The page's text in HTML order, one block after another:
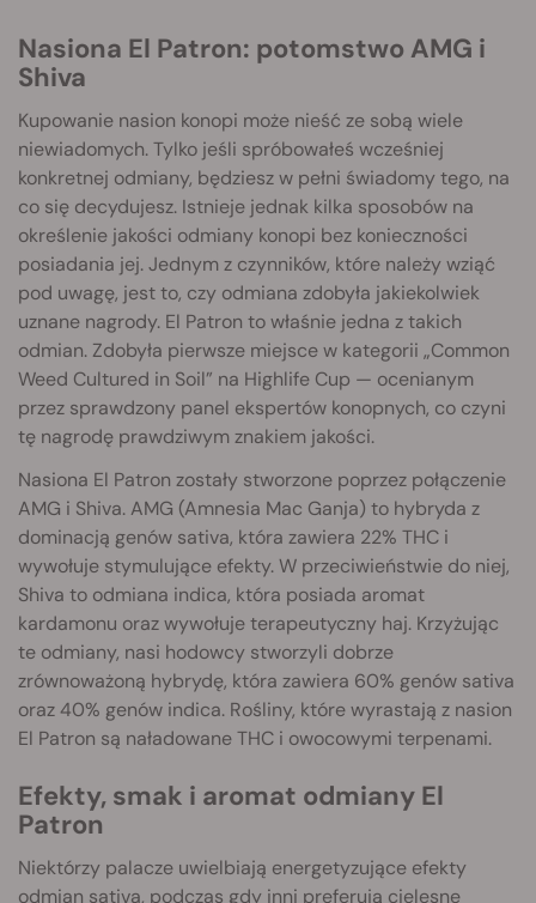
Nasiona El Patron: potomstwo AMG i
Shiva
Kupowanie nasion konopi może nieść ze sobą wiele
niewiadomych. Tylko jeśli spróbowałeś wcześniej
konkretnej odmiany, będziesz w pełni świadomy tego, na
co się decydujesz. Istnieje jednak kilka sposobów na
określenie jakości odmiany konopi bez konieczności
posiadania jej. Jednym z czynników, które należy wziąć
pod uwagę, jest to, czy odmiana zdobyła jakiekolwiek
uznane nagrody. El Patron to właśnie jedna z takich
odmian. Zdobyła pierwsze miejsce w kategorii „Common
Weed Cultured in Soil” na Highlife Cup — ocenianym
przez sprawdzony panel ekspertów konopnych, co czyni
tę nagrodę prawdziwym znakiem jakości.
Nasiona El Patron zostały stworzone poprzez połączenie
AMG i Shiva. AMG (Amnesia Mac Ganja) to hybryda z
dominacją genów sativa, która zawiera 22% THC i
wywołuje stymulujące efekty. W przeciwieństwie do niej,
Shiva to odmiana indica, która posiada aromat
kardamonu oraz wywołuje terapeutyczny haj. Krzyżując
te odmiany, nasi hodowcy stworzyli dobrze
zrównoważoną hybrydę, która zawiera 60% genów sativa
oraz 40% genów indica. Rośliny, które wyrastają z nasion
El Patron są naładowane THC i owocowymi terpenami.
Efekty, smak i aromat odmiany El
Patron
Niektórzy palacze uwielbiają energetyzujące efekty
odmian sativa, podczas gdy inni preferują cielesne